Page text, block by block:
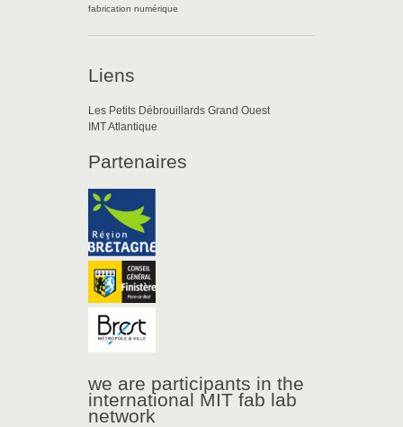
fabrication numérique
Liens
Les Petits Débrouillards Grand Ouest
IMT Atlantique
Partenaires
we are participants in the
international MIT fab lab
network